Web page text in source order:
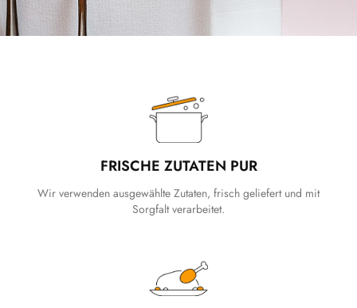
FRISCHE ZUTATEN PUR
Wir verwenden ausgewählte Zutaten, frisch geliefert und mit
Sorgfalt verarbeitet.